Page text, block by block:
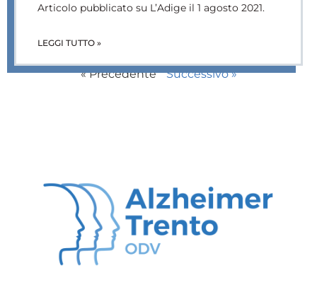
Articolo pubblicato su L’Adige il 1 agosto 2021.
LEGGI TUTTO »
« Precedente Successivo »